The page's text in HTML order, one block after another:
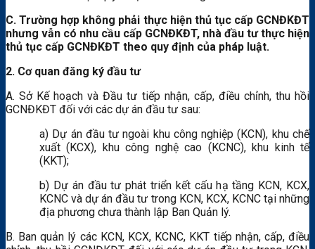
C. Trường hợp không phải thực hiện thủ tục cấp GCNĐKĐT
nhưng vẫn có nhu cầu cấp GCNĐKĐT, nhà đầu tư thực hiện
thủ tục cấp GCNĐKĐT theo quy định của pháp luật.
2. Cơ quan đăng ký đầu tư
A. Sở Kế hoạch và Đầu tư tiếp nhận, cấp, điều chỉnh, thu hồi
GCNĐKĐT đối với các dự án đầu tư sau:
a) Dự án đầu tư ngoài khu công nghiệp (KCN), khu chế
xuất (KCX), khu công nghệ cao (KCNC), khu kinh tế
(KKT);
b) Dự án đầu tư phát triển kết cấu hạ tầng KCN, KCX,
KCNC và dự án đầu tư trong KCN, KCX, KCNC tại những
địa phương chưa thành lập Ban Quản lý.
B. Ban quản lý các KCN, KCX, KCNC, KKT tiếp nhận, cấp, điều